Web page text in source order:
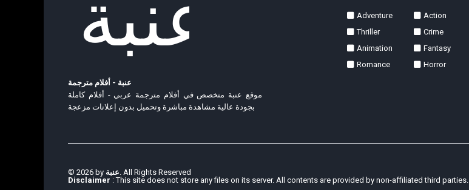
Adventure
Action
Thriller
Crime
Animation
Fantasy
Romance
Horror
عنبة - أفلام مترجمة
موقع عنبة متخصص في أفلام مترجمة عربي - أفلام كاملة
بجودة عالية مشاهدة مباشرة وتحميل بدون إعلانات مزعجة
© 2026 by عنبة. All Rights Reserved
Disclaimer : This site does not store any files on its server. All contents are provided by non-affiliated third parties.